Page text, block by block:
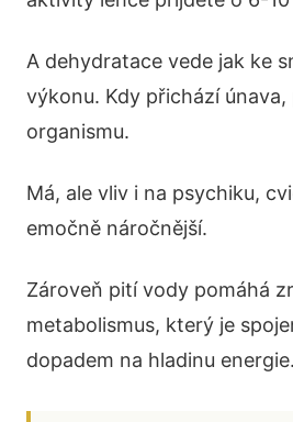
A dehydratace vede jak ke
výkonu. Kdy přichází
organismu.
Má, ale vliv i na psychiku,
emočně náročnější.
Zároveň pití vody pomáhá
metabolismus, který je
dopadem na hladinu energie.